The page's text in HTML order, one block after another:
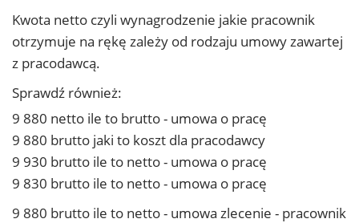
Kwota netto czyli wynagrodzenie jakie pracownik
otrzymuje na rękę zależy od rodzaju umowy zawartej
z pracodawcą.
Sprawdź również:
9 880 netto ile to brutto - umowa o pracę
9 880 brutto jaki to koszt dla pracodawcy
9 930 brutto ile to netto - umowa o pracę
9 830 brutto ile to netto - umowa o pracę
9 880 brutto ile to netto - umowa zlecenie - pracownik